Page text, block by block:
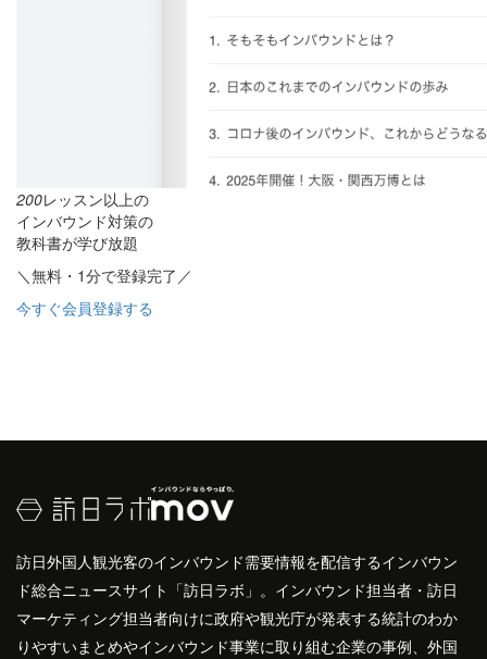
200レッスン以上の
インバウンド対策の
教科書が学び放題
＼無料・1分で登録完了／
今すぐ会員登録する
訪日外国人観光客のインバウンド需要情報を配信するインバウン
ド総合ニュースサイト「訪日ラボ」。インバウンド担当者・訪日
マーケティング担当者向けに政府や観光庁が発表する統計のわか
りやすいまとめやインバウンド事業に取り組む企業の事例、外国